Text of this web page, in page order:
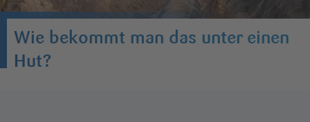
Wie bekommt man das unter einen
Hut?